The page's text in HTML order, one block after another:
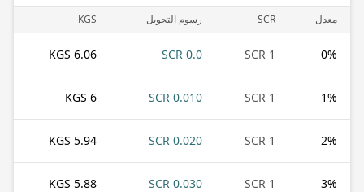
معدل SCR رسوم التحويل KGS
0%
1 SCR
0.0 SCR
6.06 KGS
1%
1 SCR
0.010 SCR
6 KGS
2%
1 SCR
0.020 SCR
5.94 KGS
3%
1 SCR
0.030 SCR
5.88 KGS